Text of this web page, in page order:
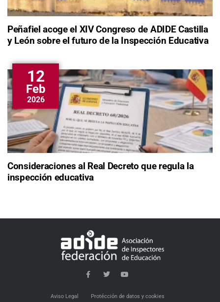
Peñafiel acoge el XIV Congreso de ADIDE Castilla
y León sobre el futuro de la Inspección Educativa
12
Feb
2026
Consideraciones al Real Decreto que regula la
inspección educativa
Aviso Legal Protécción de datos y cookies